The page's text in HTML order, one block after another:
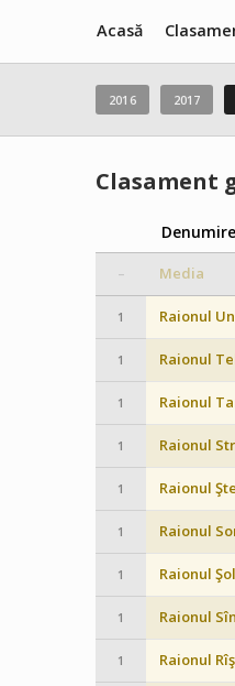
Acasă
2016 2017
Clasament
Denumire
– Media
1 Raionul
1 Raionul
1 Raionul
1 Raionul
1 Raionul
1 Raionul
1 Raionul
1 Raionul
1 Raionul